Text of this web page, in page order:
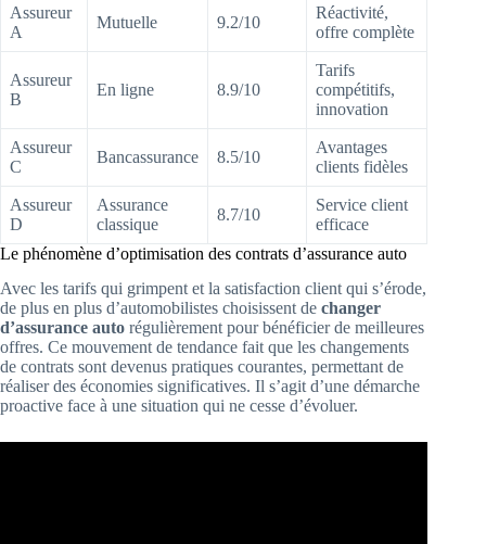
Assureur
A
Mutuelle 9.2/10
Réactivité,
offre complète
Assureur
B
En ligne 8.9/10
Tarifs
compétitifs,
innovation
Assureur
C
Bancassurance 8.5/10
Avantages
clients fidèles
Assureur
D
Assurance
classique
8.7/10
Service client
efficace
Le phénomène d’optimisation des contrats d’assurance auto
Avec les tarifs qui grimpent et la satisfaction client qui s’érode,
de plus en plus d’automobilistes choisissent de changer
d’assurance auto régulièrement pour bénéficier de meilleures
offres. Ce mouvement de tendance fait que les changements
de contrats sont devenus pratiques courantes, permettant de
réaliser des économies significatives. Il s’agit d’une démarche
proactive face à une situation qui ne cesse d’évoluer.